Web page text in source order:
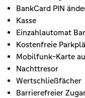
BankCard PIN
Kasse
Einzahlautomat
Kostenfreie
Mobilfunk-Karte
Nachttresor
Wertschließfächer
Barrierefreier